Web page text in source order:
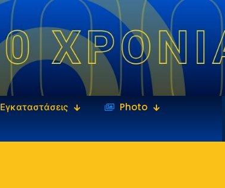
Εγκαταστάσεις
‎‏‏‎ ‎Photo